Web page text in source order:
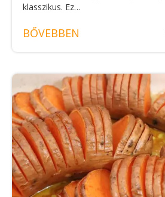
klasszikus. Ez…
BŐVEBBEN